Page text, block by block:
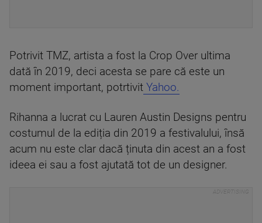
Potrivit TMZ, artista a fost la Crop Over ultima
dată în 2019, deci acesta se pare că este un
moment important, potrtivit Yahoo.
Rihanna a lucrat cu Lauren Austin Designs pentru
costumul de la ediția din 2019 a festivalului, însă
acum nu este clar dacă ținuta din acest an a fost
ideea ei sau a fost ajutată tot de un designer.